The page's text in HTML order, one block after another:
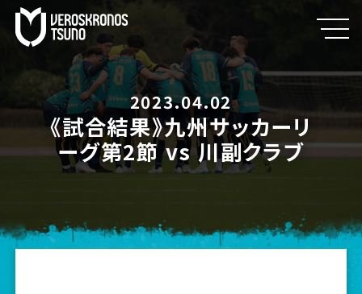
2023.04.02
《試合結果》九州サッカーリ
ーグ第2節 vs 川副クラブ